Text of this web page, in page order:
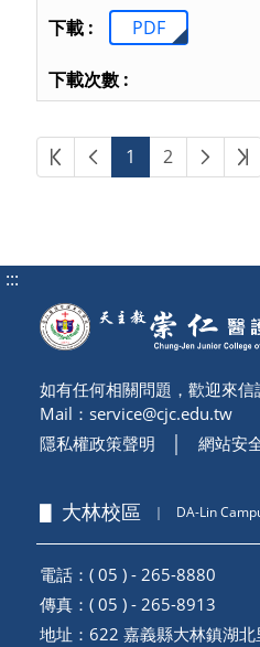
PDF
第一頁上一頁
1 2 下一頁
:::
如有任何相關問題，歡迎來信
Mail： service@cjc.edu.tw
隱私權政策聲明
網站安
▋ 大林校區 ｜ DA-Lin
電話：( 05 ) - 265-8880
傳真：( 05 ) - 265-8913
地址： 622 嘉義縣大林鎮湖